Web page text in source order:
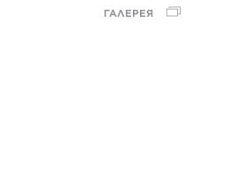
ГАЛЕРЕЯ